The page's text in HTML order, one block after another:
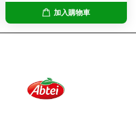
加入購物車